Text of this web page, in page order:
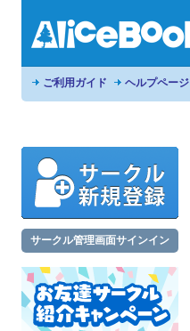
ご利用ガイド ヘルプページ
サークル管理画面サインイン